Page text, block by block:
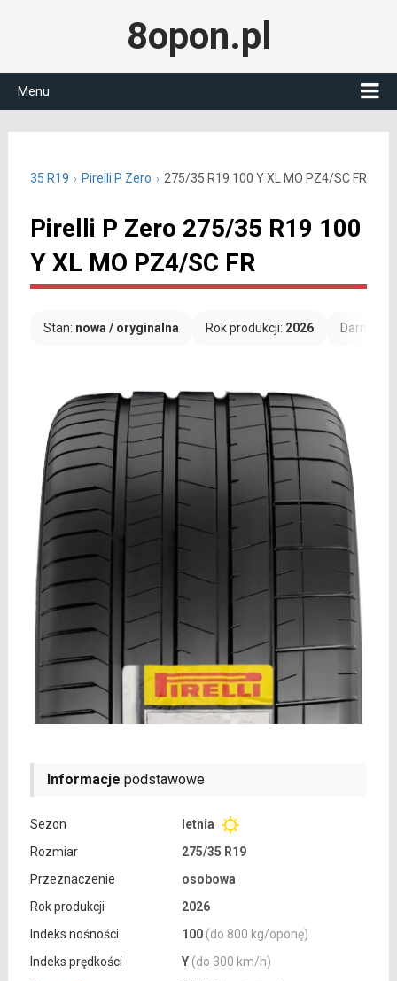
8opon.pl
Menu
275/35 R19 Pirelli P Zero 275/35 R19 100 Y XL MO PZ4/SC FR
Pirelli P Zero 275/35 R19 100
Y XL MO PZ4/SC FR
Stan: nowa / oryginalna Rok produkcji: 2026
Informacje podstawowe
Sezon
letnia
Rozmiar
275/35 R19
Przeznaczenie
osobowa
Rok produkcji
2026
Indeks nośności
100 (do 800 kg/oponę)
Indeks prędkości
Y (do 300 km/h)